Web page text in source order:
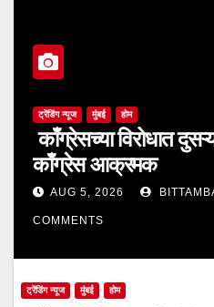
ट्रेंडिंग न्यूज मुंबई होम
काँग्रेसच्या विरोधात
काँग्रेस आक्रमक
AUG 5, 2026
COMMENTS
ट्रेंडिंग न्यूज मुंबई होम